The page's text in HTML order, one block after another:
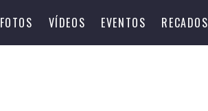
FOTOS VÍDEOS EVENTOS RECADOS